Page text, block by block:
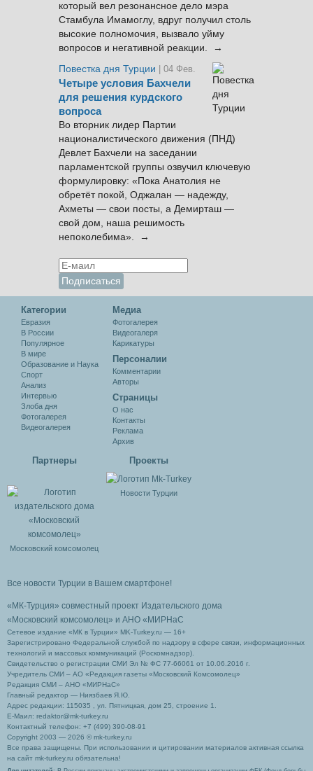
который вел резонансное дело мэра
Стамбула Имамоглу, вдруг получил столь
высокие полномочия, вызвало уйму
вопросов и негативной реакции. →
Повестка дня Турции
| 04 Фев.
Четыре условия Бахчели
для решения курдского
вопроса
Во вторник лидер Партии
националистического движения (ПНД)
Девлет Бахчели на заседании
парламентской группы озвучил ключевую
формулировку: «Пока Анатолия не
обретёт покой, Оджалан — надежду,
Ахметы — свои посты, а Демирташ —
свой дом, наша решимость
непоколебима». →
Категории
Евразия
В России
Популярное
В мире
Образование и Наука
Спорт
Анализ
Интервью
Злоба дня
Фотогалерея
Видеогалерея
Медиа
Фотогалерея
Видеогалеря
Карикатуры
Персоналии
Комментарии
Авторы
Cтраницы
О нас
Контакты
Реклама
Архив
Партнеры
Московский комсомолец
Проекты
Новости Турции
Все новости Турции в Вашем смартфоне!
«МК-Турция» совместный проект Издательского дома
«Московский комсомолец» и АНО «МИРНаС
Сетевое издание «МК в Турции» MK-Turkey.ru — 16+
Зарегистрировано Федеральной службой по надзору в сфере связи, информационных
технологий и массовых коммуникаций (Роскомнадзор).
Свидетельство о регистрации СМИ Эл № ФС 77-66061 от 10.06.2016 г.
Учредитель СМИ – АО «Редакция газеты «Московский Комсомолец»
Редакция СМИ – АНО «МИРНаС»
Главный редактор — Ниязбаев Я.Ю.
Адрес редакции: 115035 , ул. Пятницкая, дом 25, строение 1.
Е-Маил: redaktor@mk-turkey.ru
Контактный телефон: +7 (499) 390-08-91
Copyright 2003 — 2026 © mk-turkey.ru
Все права защищены. При использовании и цитировании материалов активная ссылка
на сайт mk-turkey.ru обязательна!